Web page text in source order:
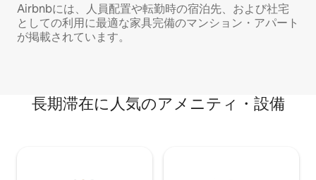
Airbnbには、人員配置や転勤時の宿泊先、および社宅
としての利用に最適な家具完備のマンション・アパート
が掲載されています。
長期滞在に人気のアメニティ・設備